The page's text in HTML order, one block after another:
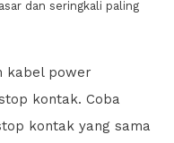
dan seringkali paling
kabel power
kontak. Coba
kontak yang sama